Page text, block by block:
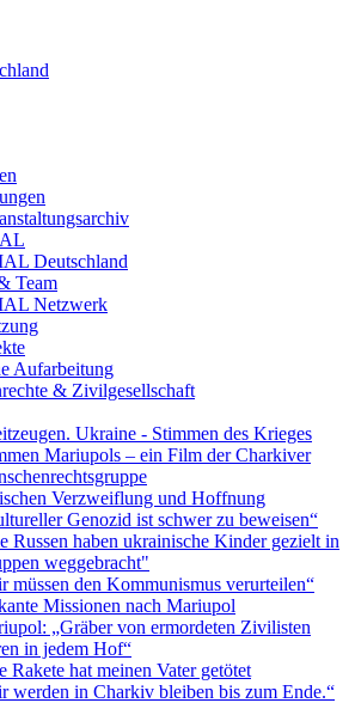
Deutschland
Team
Netzwerk
Aufarbeitung
& Zivilgesellschaft
Ukraine - Stimmen des Krieges
Mariupols – ein Film der Charkiver
Verzweiflung und Hoffnung
Genozid ist schwer zu beweisen“
Russen haben ukrainische Kinder gezielt in
weggebracht"
müssen den Kommunismus verurteilen“
Missionen nach Mariupol
„Gräber von ermordeten Zivilisten
in jedem Hof“
Rakete hat meinen Vater getötet
werden in Charkiv bleiben bis zum Ende.“